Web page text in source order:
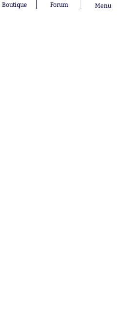
Boutique Forum Menu